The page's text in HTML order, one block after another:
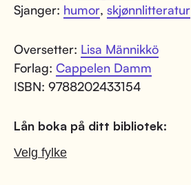
Sjanger: humor, skjønnlitteratur
Oversetter: Lisa Männikkö
Forlag: Cappelen Damm
ISBN: 9788202433154
Lån boka på ditt bibliotek: